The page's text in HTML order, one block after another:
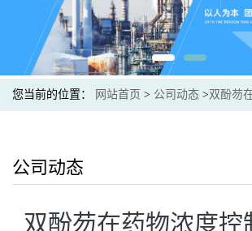
您当前的位置： 网站首页 > 公司动态 >双酚芴
公司动态
双酚芴在药物浓度控